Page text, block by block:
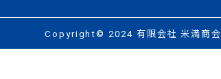
Copyright© 2024 有限会社 米満商会